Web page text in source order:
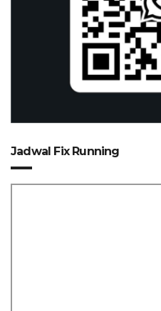
Jadwal Fix Running